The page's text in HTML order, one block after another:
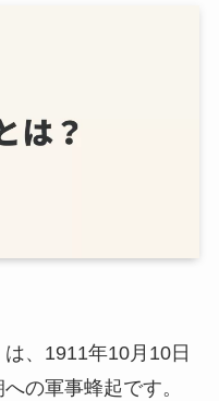
、1911年10月10日
の軍事蜂起です。